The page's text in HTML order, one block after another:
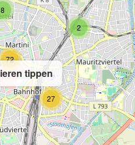
tippen
2
8
27
72